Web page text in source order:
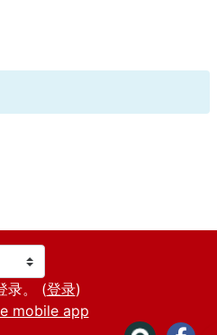
录。 (登录)
mobile app